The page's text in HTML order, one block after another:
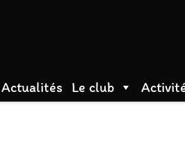
Actualités Le club